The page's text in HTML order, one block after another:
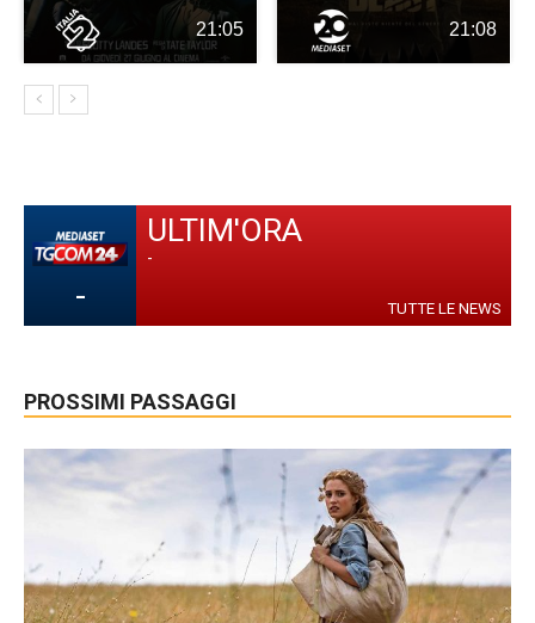
21:05 21:08
-
ULTIM'ORA
-
TUTTE LE NEWS
PROSSIMI PASSAGGI